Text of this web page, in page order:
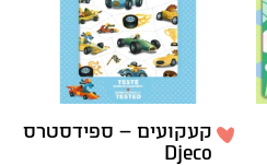
קעקועים – ספידסטרס
Djeco